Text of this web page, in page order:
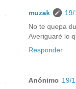
muzak
No te quepa
Averiguaré lo
Responder
Anónimo 19/